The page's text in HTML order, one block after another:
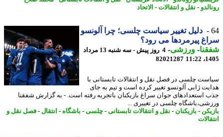
-نقل و انتقالات-الاتحاد
دلیل تغییر سیاست چلسی؛ چرا آلونسو
پیرمردها می رود؟
-ورزشی-
4 روز پیش - سه شنبه 13 مرداد
82021287
چلسی در فصل نقل و انتقالات تابستانی با
ژابی آلونسو تغییر کرده است و تیم به جای
استعدادهای جوان سراغ بازیکنان باتجربه رفته است. - به گزارش شفقنا
چلسی در تغییری ...
-بازیکنان-نقل و انتقالات تابستانی-چلسی-باشگاه-انتقال-فصل نقل و